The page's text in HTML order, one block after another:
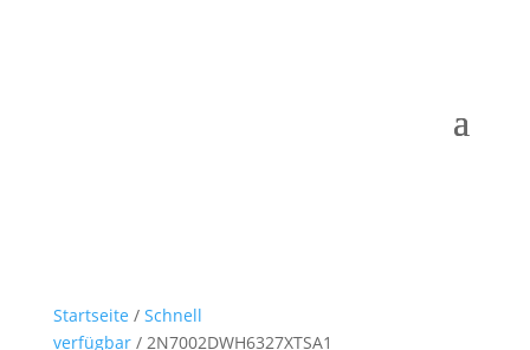
Startseite / Schnell
verfügbar/ 2N7002DWH6327XTSA1